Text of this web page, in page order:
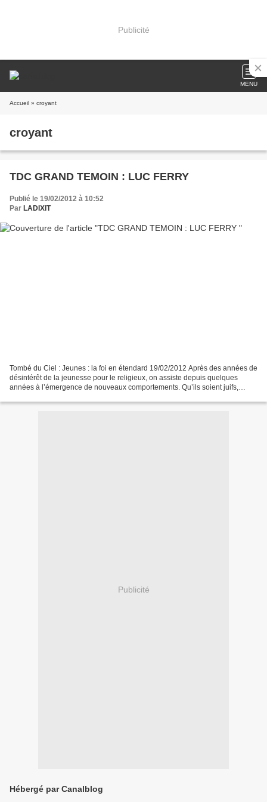
Publicité
MENU
Accueil » croyant
croyant
TDC GRAND TEMOIN : LUC FERRY
Publié le 19/02/2012 à 10:52
Par LADIXIT
Tombé du Ciel : Jeunes : la foi en étendard 19/02/2012 Après des années de
désintérêt de la jeunesse pour le religieux, on assiste depuis quelques
années à l’émergence de nouveaux comportements. Qu’ils soient juifs,
Publicité
Hébergé par Canalblog